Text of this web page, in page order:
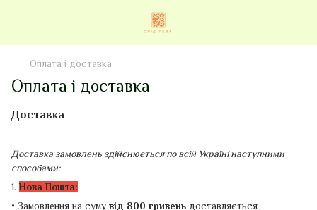
Оплата і доставка
Оплата і доставка
Доставка
Доставка замовлень здійснюється по всій Україні наступними
способами:
1. Нова Пошта:
• Замовлення на суму від 800 гривень доставляється